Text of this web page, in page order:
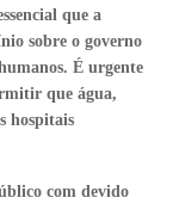
que a
sobre o governo
É urgente
que água,
hospitais
com devido